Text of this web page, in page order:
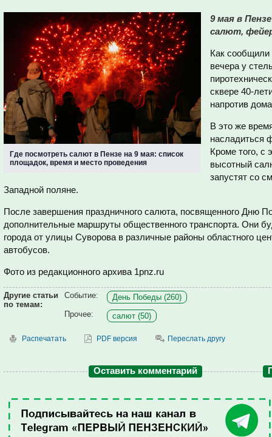
Где посмотреть салют в Пензе на 9 мая: список
площадок, время и место проведения
9 мая в
салют,
Как сообщили
вечера у
сквере 40-
напротив
В это же
насладиться
Кроме того, с
высотный
запустят со
Западной поляне.
После завершения праздничного салюта, посвященного Дню
дополнительные маршруты общественного транспорта. Они
города от улицы Суворова в различные районы областного
автобусов.
Фото из редакционного архива 1pnz.ru
Другие статьи
по темам:
Событие:
День Победы (260)
Прочее:
салют (50)
Распечатать PDF версия Переслать другу
Оставить комментарий